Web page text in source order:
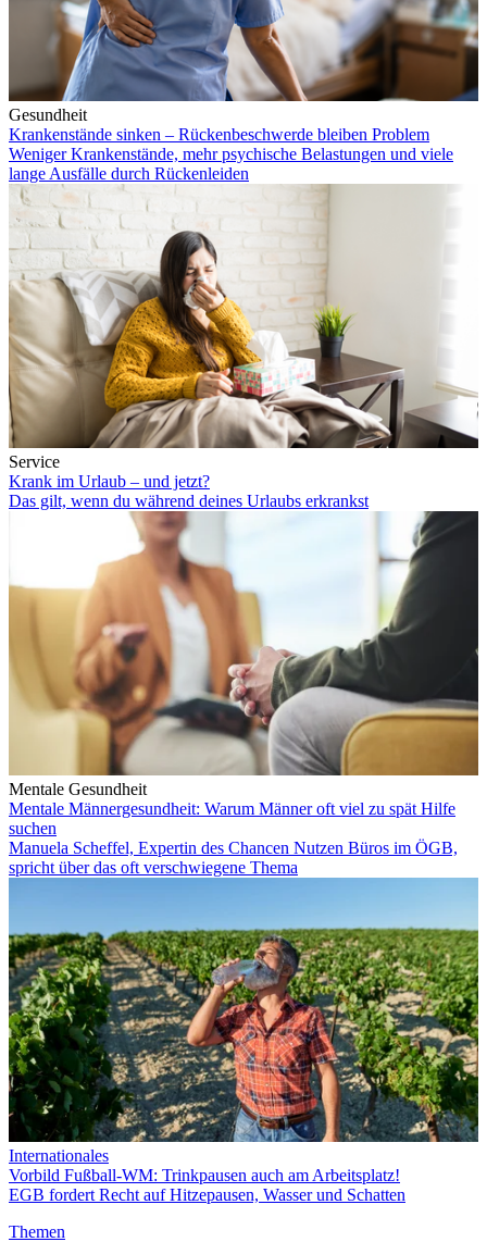
Gesundheit
Krankenstände sinken – Rückenbeschwerde bleiben Problem
Weniger Krankenstände, mehr psychische Belastungen und viele
lange Ausfälle durch Rückenleiden
Service
Krank im Urlaub – und jetzt?
Das gilt, wenn du während deines Urlaubs erkrankst
Mentale Gesundheit
Mentale Männergesundheit: Warum Männer oft viel zu spät Hilfe
suchen
Manuela Scheffel, Expertin des Chancen Nutzen Büros im ÖGB,
spricht über das oft verschwiegene Thema
Internationales
Vorbild Fußball-WM: Trinkpausen auch am Arbeitsplatz!
EGB fordert Recht auf Hitzepausen, Wasser und Schatten
Themen